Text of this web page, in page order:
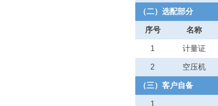
（二）选配部分
序号 名称
1 计量证
2 空压机
（三）客户自备
1